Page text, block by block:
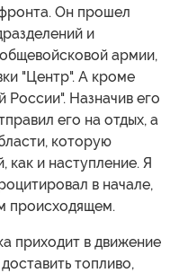
Он прошел
и
армии,
"Центр". А кроме
России". Назначив его
его на отдых, а
которую
как и наступление. Я
в начале,
происходящем.
приходит в движение
топливо,